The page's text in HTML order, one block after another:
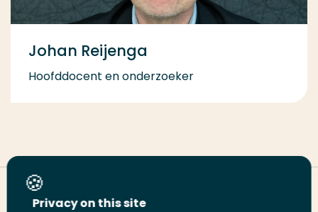
Johan Reijenga
Hoofddocent en onderzoeker
Deel deze pagina
Privacy on this site